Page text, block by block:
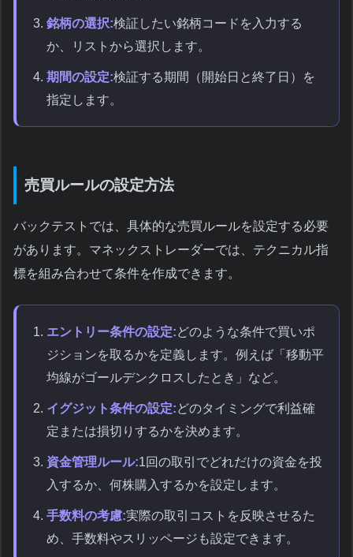
銘柄の選択:検証したい銘柄コードを入力する
か、リストから選択します。
期間の設定:検証する期間（開始日と終了日）を
指定します。
売買ルールの設定方法
バックテストでは、具体的な売買ルールを設定する必要
があります。マネックストレーダーでは、テクニカル指
標を組み合わせて条件を作成できます。
エントリー条件の設定:どのような条件で買いポ
ジションを取るかを定義します。例えば「移動平
均線がゴールデンクロスしたとき」など。
イグジット条件の設定:どのタイミングで利益確
定または損切りするかを決めます。
資金管理ルール:1回の取引でどれだけの資金を投
入するか、何株購入するかを設定します。
手数料の考慮:実際の取引コストを反映させるた
め、手数料やスリッページも設定できます。